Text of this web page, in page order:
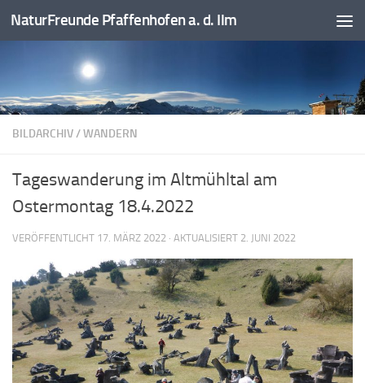
Zum Inhalt springen
NaturFreunde Pfaffenhofen a. d. Ilm
BILDARCHIV/WANDERN
Tageswanderung im Altmühltal am
Ostermontag 18.4.2022
VERÖFFENTLICHT 17. MÄRZ 2022 · AKTUALISIERT 2. JUNI 2022